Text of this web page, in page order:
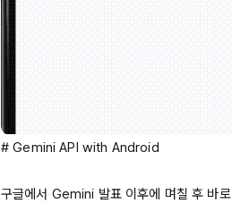
# Gemini API with Android
구글에서 Gemini 발표 이후에 며칠 후 바로